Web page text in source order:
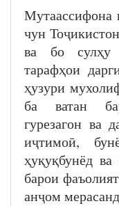
Мутаассифона
чун
ва бо сулҳу
тарафҳои
ҳузури
ба ватан
гурезагон ва
иҷтимоӣ,
ҳуқуқбунёд
барои
анҷом